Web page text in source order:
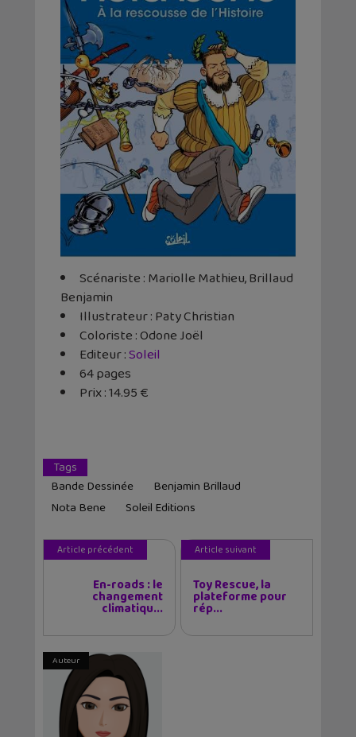
Scénariste : Mariolle Mathieu, Brillaud
Benjamin
Illustrateur : Paty Christian
Coloriste : Odone Joël
Editeur :Soleil
64 pages
Prix : 14.95 €
Tags
Bande Dessinée
Benjamin Brillaud
Nota Bene
Soleil Editions
Article précédent
En-roads : le
changement
climatiqu...
Article suivant
Toy Rescue, la
plateforme pour
rép...
Auteur